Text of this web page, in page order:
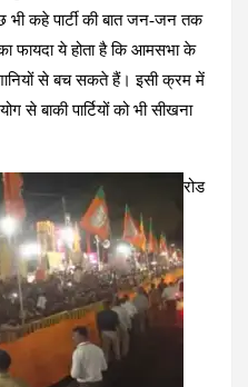
भी कहे पार्टी की बात जन-जन तक
फायदा ये होता है कि आमसभा के
से बच सकते हैं। इसी क्रम में
से बाकी पार्टियों को भी सीखना
रोड